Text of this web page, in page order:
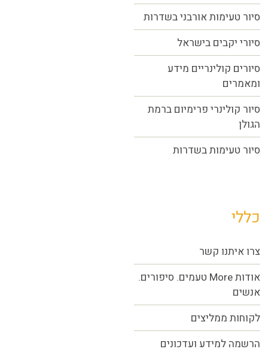
סיור טעימות אורבני בשדרות
סיורי יקבים בישראל
סיורים קולינריים מידע
ומאמרים
סיור קולינרי פרימיום ברמת
הגולן
סיור טעימות בשדרות
כללי
צרו איתנו קשר
אודות More טעמים. סיפורים.
אנשים
לקוחות ממליצים
הרשמה למידע ועדכונים